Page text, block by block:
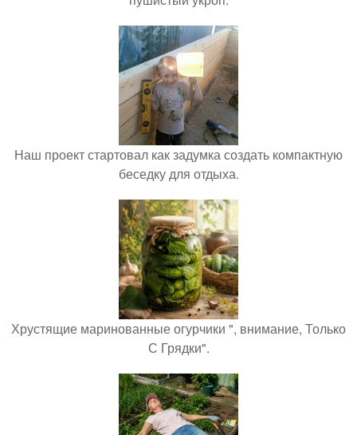
Наш проект стартовал как задумка создать компактную
беседку для отдыха.
Хрустящие маринованные огурчики ", внимание, Только
С Грядки".